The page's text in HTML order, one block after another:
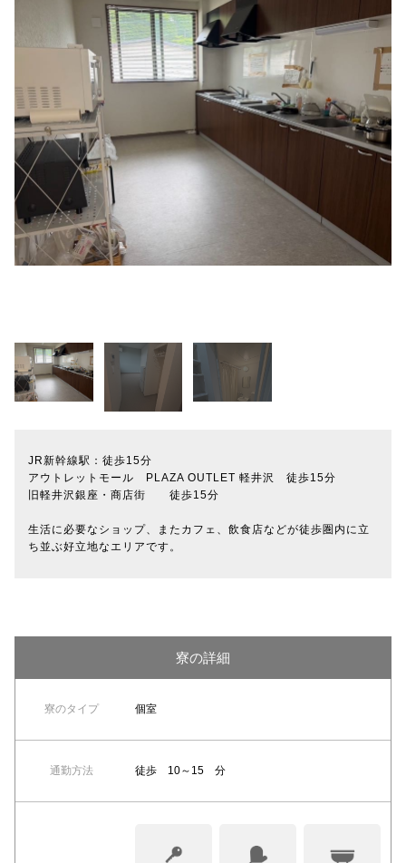
JR新幹線駅：徒歩15分
アウトレットモール PLAZA OUTLET 軽井沢 徒歩15分
旧軽井沢銀座・商店街 徒歩15分
生活に必要なショップ、またカフェ、飲食店などが徒歩圏内に立
ち並ぶ好立地なエリアです。
寮の詳細
寮のタイプ 個室
通勤方法 徒歩 10～15 分